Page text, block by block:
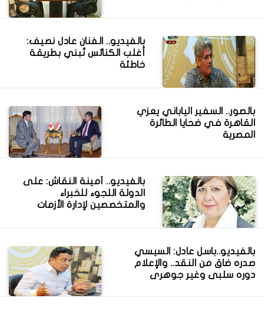
بالفيديو.. الفنان عادل نصيف:
أغلب الكنائس تُبني بطريقة
خاطئة
بالصور.. السفير الياباني يعزي
القاهرة في ضحايا الطائرة
المصرية
بالفيديو.. أمينة النقاش: على
الدولة اللجوء للخبراء
والمتخصصين لإدارة الأزمات
بالفيديو..باسل عادل: السيسي
صدره ضاق من النقد.. والإعلام
دوره سلبى وغير جوهرى